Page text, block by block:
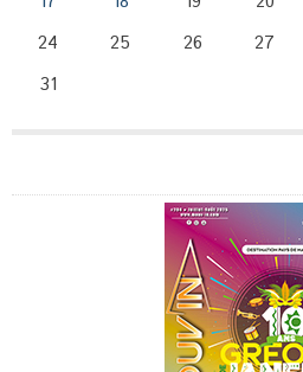
24
25 26 27
31